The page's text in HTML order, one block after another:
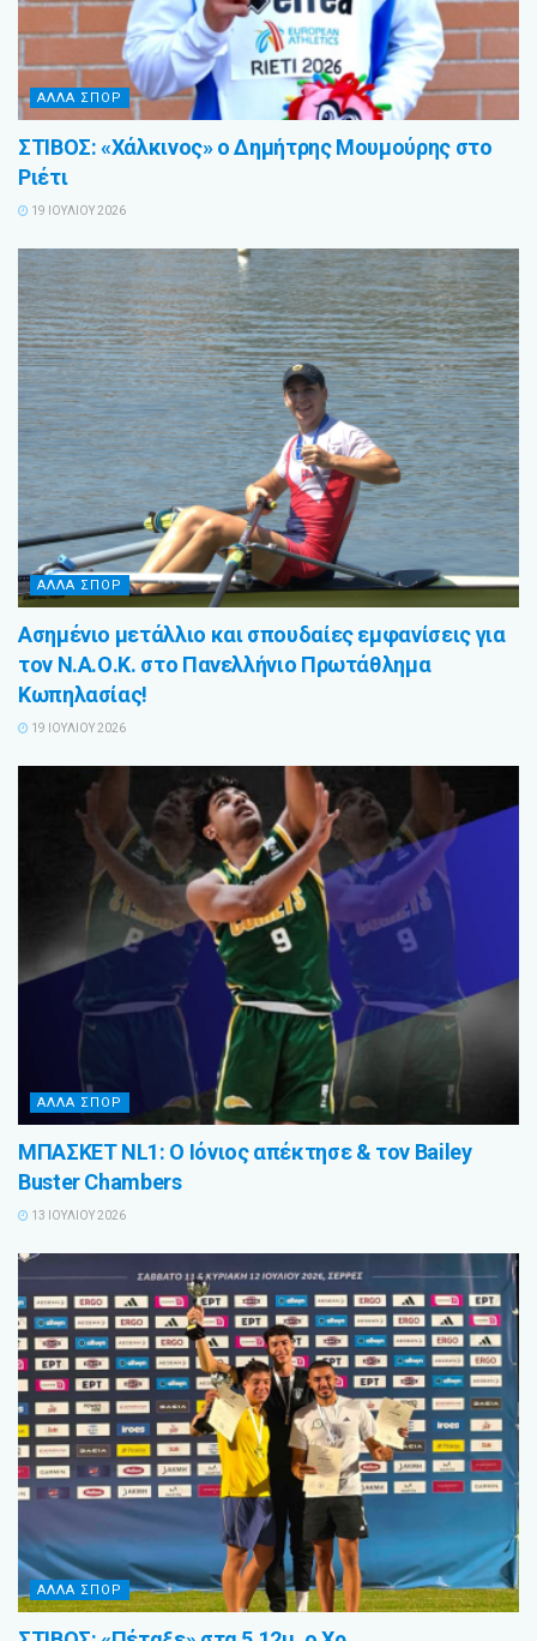
ΑΛΛΑ ΣΠΟΡ
ΣΤΙΒΟΣ: «Χάλκινος» ο Δημήτρης Μουμούρης στο
Ριέτι
19 ΙΟΥΛΊΟΥ 2026
ΑΛΛΑ ΣΠΟΡ
Ασημένιο μετάλλιο και σπουδαίες εμφανίσεις για
τον Ν.Α.Ο.Κ. στο Πανελλήνιο Πρωτάθλημα
Κωπηλασίας!
19 ΙΟΥΛΊΟΥ 2026
ΑΛΛΑ ΣΠΟΡ
ΜΠΑΣΚΕΤ NL1: Ο Ιόνιος απέκτησε & τον Bailey
Buster Chambers
13 ΙΟΥΛΊΟΥ 2026
ΑΛΛΑ ΣΠΟΡ